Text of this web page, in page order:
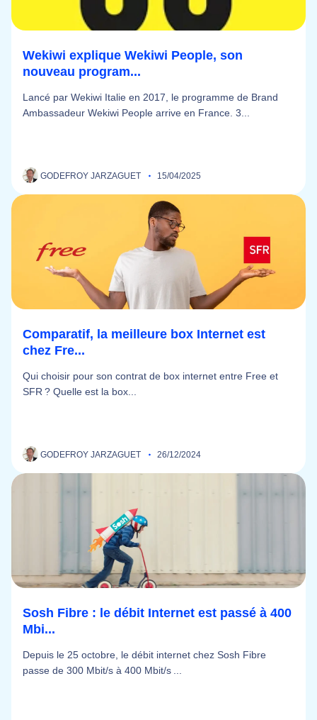
Wekiwi explique Wekiwi People, son
nouveau program...
Lancé par Wekiwi Italie en 2017, le programme de Brand
Ambassadeur Wekiwi People arrive en France. 3...
GODEFROY JARZAGUET 15/04/2025
Comparatif, la meilleure box Internet est
chez Fre...
Qui choisir pour son contrat de box internet entre Free et
SFR ? Quelle est la box...
GODEFROY JARZAGUET 26/12/2024
Sosh Fibre : le débit Internet est passé à 400
Mbi...
Depuis le 25 octobre, le débit internet chez Sosh Fibre
passe de 300 Mbit/s à 400 Mbit/s ...